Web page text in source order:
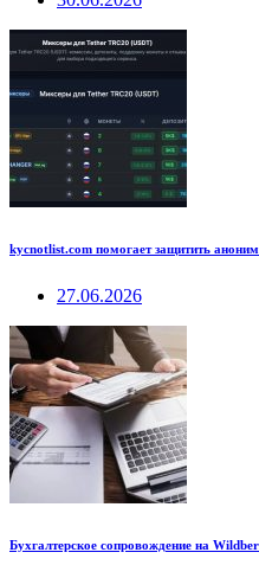
kycnotlist.com помогает защитить
27.06.2026
Бухгалтерское сопровождение на